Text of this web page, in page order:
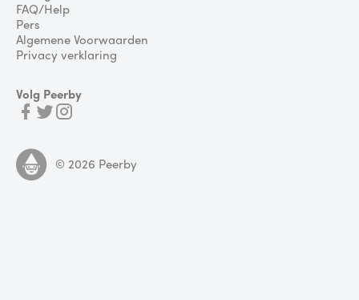
FAQ/Help
Pers
Algemene Voorwaarden
Privacy verklaring
Volg Peerby
© 2026 Peerby